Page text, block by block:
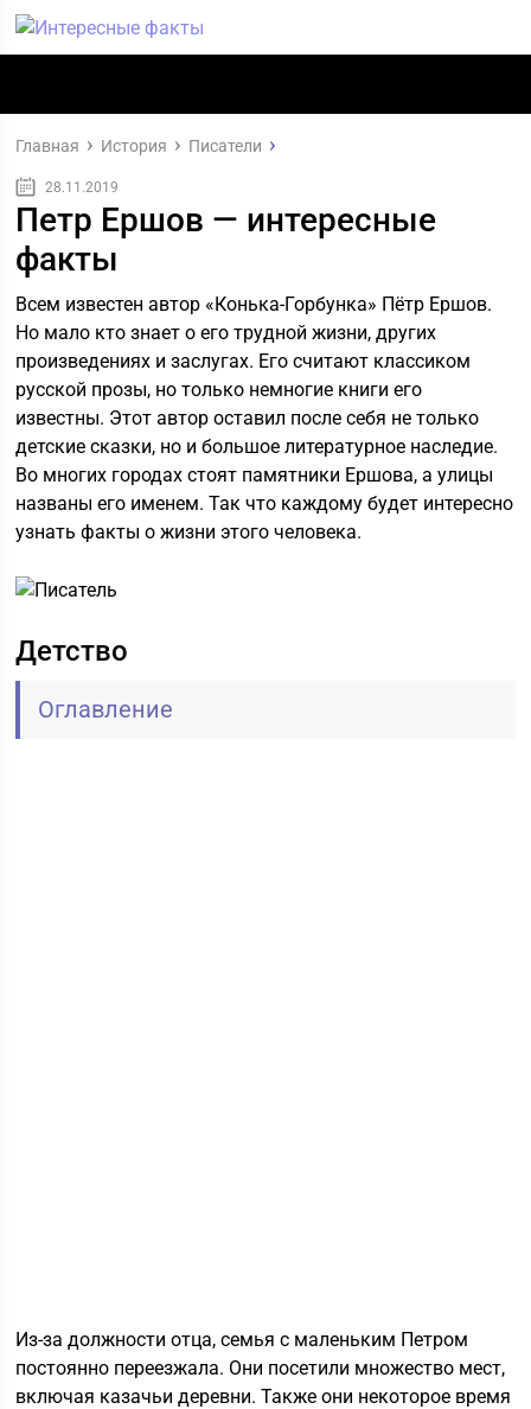
Главная История Писатели
28.11.2019
Петр Ершов — интересные
факты
Всем известен автор «Конька-Горбунка» Пётр Ершов.
Но мало кто знает о его трудной жизни, других
произведениях и заслугах. Его считают классиком
русской прозы, но только немногие книги его
известны. Этот автор оставил после себя не только
детские сказки, но и большое литературное наследие.
Во многих городах стоят памятники Ершова, а улицы
названы его именем. Так что каждому будет интересно
узнать факты о жизни этого человека.
Детство
Оглавление
Из-за должности отца, семья с маленьким Петром
постоянно переезжала. Они посетили множество мест,
включая казачьи деревни. Также они некоторое время